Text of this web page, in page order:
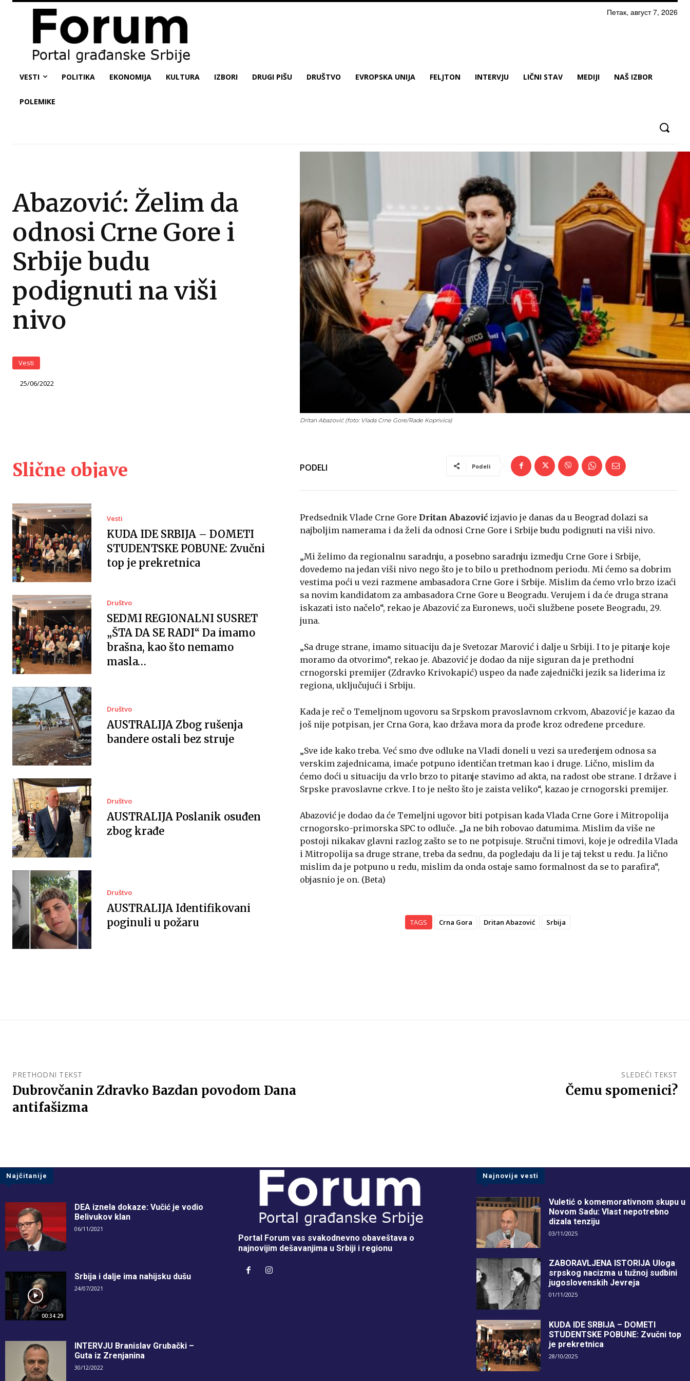
Петак, август 7, 2026
VESTI POLITIKA EKONOMIJA KULTURA IZBORI DRUGI PIŠU DRUŠTVO EVROPSKA UNIJA FELJTON INTERVJU LIČNI STAV MEDIJI NAŠ IZBOR
POLEMIKE
Abazović: Želim da
odnosi Crne Gore i
Srbije budu
podignuti na viši
nivo
Vesti
25/06/2022
Dritan Abazović (foto: Vlada Crne Gore/Rade Koprivica)
Slične objave
Vesti
KUDA IDE SRBIJA – DOMETI
STUDENTSKE POBUNE: Zvučni
top je prekretnica
Društvo
SEDMI REGIONALNI SUSRET
„ŠTA DA SE RADI“ Da imamo
brašna, kao što nemamo
masla…
Društvo
AUSTRALIJA Zbog rušenja
bandere ostali bez struje
Društvo
AUSTRALIJA Poslanik osuđen
zbog krađe
Društvo
AUSTRALIJA Identifikovani
poginuli u požaru
PODELI Podeli
Predsednik Vlade Crne Gore Dritan Abazović izjavio je danas da u Beograd dolazi sa
najboljim namerama i da želi da odnosi Crne Gore i Srbije budu podignuti na viši nivo.
„Mi želimo da regionalnu saradnju, a posebno saradnju izmedju Crne Gore i Srbije,
dovedemo na jedan viši nivo nego što je to bilo u prethodnom periodu. Mi ćemo sa dobrim
vestima poći u vezi razmene ambasadora Crne Gore i Srbije. Mislim da ćemo vrlo brzo izaći
sa novim kandidatom za ambasadora Crne Gore u Beogradu. Verujem i da će druga strana
iskazati isto načelo“, rekao je Abazović za Euronews, uoči službene posete Beogradu, 29.
juna.
„Sa druge strane, imamo situaciju da je Svetozar Marović i dalje u Srbiji. I to je pitanje koje
moramo da otvorimo“, rekao je. Abazović je dodao da nije siguran da je prethodni
crnogorski premijer (Zdravko Krivokapić) uspeo da nađe zajednički jezik sa liderima iz
regiona, uključujući i Srbiju.
Kada je reč o Temeljnom ugovoru sa Srpskom pravoslavnom crkvom, Abazović je kazao da
još nije potpisan, jer Crna Gora, kao država mora da prođe kroz određene prcedure.
„Sve ide kako treba. Već smo dve odluke na Vladi doneli u vezi sa uređenjem odnosa sa
verskim zajednicama, imaće potpuno identičan tretman kao i druge. Lično, mislim da
ćemo doći u situaciju da vrlo brzo to pitanje stavimo ad akta, na radost obe strane. I države i
Srpske pravoslavne crkve. I to je nešto što je zaista veliko“, kazao je crnogorski premijer.
Abazović je dodao da će Temeljni ugovor biti potpisan kada Vlada Crne Gore i Mitropolija
crnogorsko-primorska SPC to odluče. „Ja ne bih robovao datumima. Mislim da više ne
postoji nikakav glavni razlog zašto se to ne potpisuje. Stručni timovi, koje je odredila Vlada
i Mitropolija sa druge strane, treba da sednu, da pogledaju da li je taj tekst u redu. Ja lično
mislim da je potpuno u redu, mislim da onda ostaje samo formalnost da se to parafira“,
objasnio je on. (Beta)
TAGS Crna Gora Dritan Abazović Srbija
PRETHODNI TEKST
Dubrovčanin Zdravko Bazdan povodom Dana
antifašizma
SLEDEĆI TEKST
Čemu spomenici?
Najčitanije
DEA iznela dokaze: Vučić je vodio
Belivukov klan
06/11/2021
00:34:29
Srbija i dalje ima nahijsku dušu
24/07/2021
INTERVJU Branislav Grubački –
Guta iz Zrenjanina
30/12/2022
Portal Forum vas svakodnevno obaveštava o
najnovijim dešavanjima u Srbiji i regionu
Najnovije vesti
Vuletić o komemorativnom skupu u
Novom Sadu: Vlast nepotrebno
dizala tenziju
03/11/2025
ZABORAVLJENA ISTORIJA Uloga
srpskog nacizma u tužnoj sudbini
jugoslovenskih Jevreja
01/11/2025
KUDA IDE SRBIJA – DOMETI
STUDENTSKE POBUNE: Zvučni top
je prekretnica
28/10/2025